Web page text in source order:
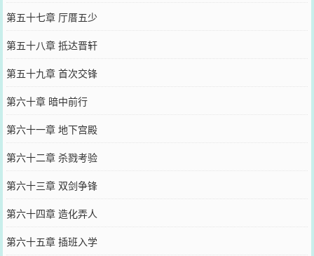
第五十七章 厅厝五少
第五十八章 抵达晋轩
第五十九章 首次交锋
第六十章 暗中前行
第六十一章 地下宫殿
第六十二章 杀戮考验
第六十三章 双剑争锋
第六十四章 造化弄人
第六十五章 插班入学